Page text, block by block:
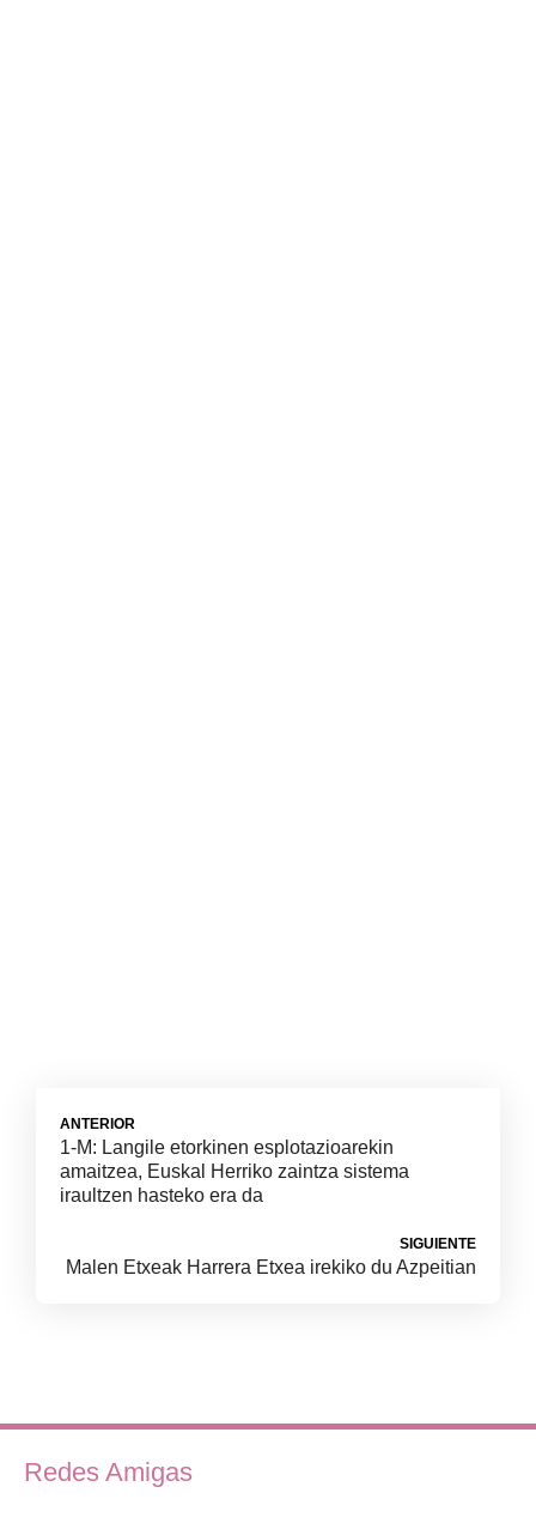
ANTERIOR
1-M: Langile etorkinen esplotazioarekin
amaitzea, Euskal Herriko zaintza sistema
iraultzen hasteko era da
SIGUIENTE
Malen Etxeak Harrera Etxea irekiko du Azpeitian
Redes Amigas